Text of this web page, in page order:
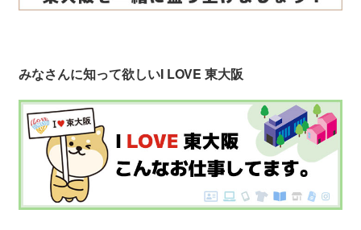
みなさんに知って欲しいI LOVE 東大阪